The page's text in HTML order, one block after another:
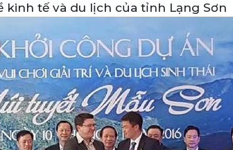
kinh tế và du lịch của tỉnh Lạng Sơn